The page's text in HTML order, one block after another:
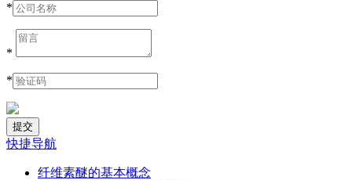
*
*
*
快捷导航
纤维素醚的基本概念